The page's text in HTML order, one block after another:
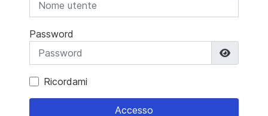
Password
Ricordami
Accesso